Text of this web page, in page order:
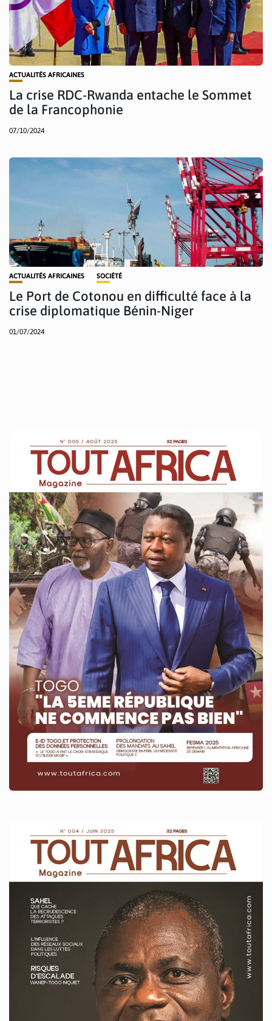
ACTUALITÉS AFRICAINES
La crise RDC-Rwanda entache le Sommet
de la Francophonie
07/10/2024
ACTUALITÉS AFRICAINES SOCIÉTÉ
Le Port de Cotonou en difficulté face à la
crise diplomatique Bénin-Niger
01/07/2024